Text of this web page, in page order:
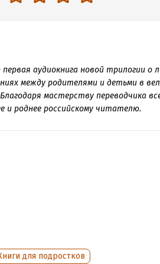
аудиокнига новой трилогии о
между родителями и детьми в
мастерству переводчика
и роднее российскому читателю.
певица, актриса Полина Карева.
популярным парнем в школе и
твой телефон, да ещё и
для подростков